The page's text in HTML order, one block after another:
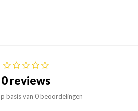
0 reviews
basis van 0 beoordelingen